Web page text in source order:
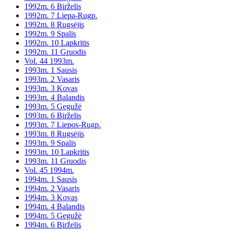
1992m. 6 Birželis
1992m. 7 Liepa-Rugp.
1992m. 8 Rugsėjis
1992m. 9 Spalis
1992m. 10 Lapkritis
1992m. 11 Gruodis
Vol. 44 1993m.
1993m. 1 Sausis
1993m. 2 Vasaris
1993m. 3 Kovas
1993m. 4 Balandis
1993m. 5 Gegužė
1993m. 6 Birželis
1993m. 7 Liepos-Rugp.
1993m. 8 Rugsėjis
1993m. 9 Spalis
1993m. 10 Lapkritis
1993m. 11 Gruodis
Vol. 45 1994m.
1994m. 1 Sausis
1994m. 2 Vasaris
1994m. 3 Kovas
1994m. 4 Balandis
1994m. 5 Gegužė
1994m. 6 Birželis